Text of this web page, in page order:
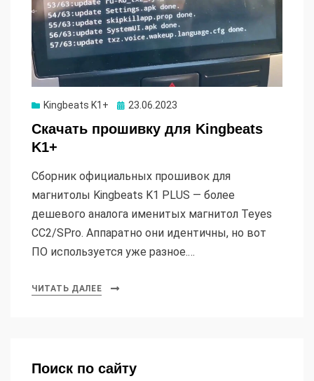
Kingbeats K1+ Опубликовано
23.06.2023
Скачать прошивку для Kingbeats
K1+
Сборник официальных прошивок для
магнитолы Kingbeats K1 PLUS — более
дешевого аналога именитых магнитол Teyes
CC2/SPro. Аппаратно они идентичны, но вот
ПО используется уже разное.…
ЧИТАТЬ ДАЛЕЕ
Поиск по сайту